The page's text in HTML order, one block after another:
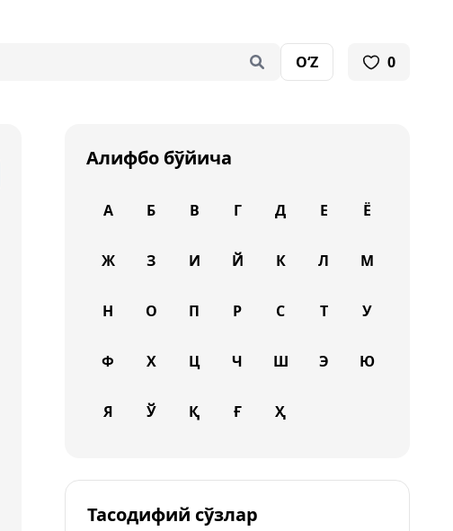
O‘Z 0
Алифбо бўйича
А Б В Г Д Е Ё
Ж З И Й К Л М
Н О П Р С Т У
Ф Х Ц Ч Ш Э Ю
Я Ў Қ Ғ Ҳ
Тасодифий сўзлар